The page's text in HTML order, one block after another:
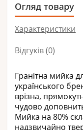
Огляд товару
Характеристики
Відгуків (0)
Гранітна мийка
українського
врізна,
чудово
Мийка на 80%
надзвичайно